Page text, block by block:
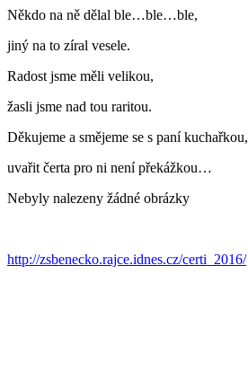
Někdo na ně dělal ble…ble…ble,
jiný na to zíral vesele.
Radost jsme měli velikou,
žasli jsme nad tou raritou.
Děkujeme a smějeme se s paní kuchařkou,
uvařit čerta pro ni není překážkou…
Nebyly nalezeny žádné obrázky
http://zsbenecko.rajce.idnes.cz/certi_2016/